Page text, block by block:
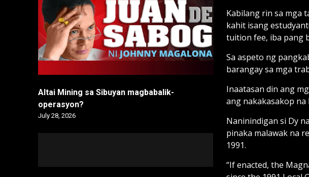
Kabilang rin sa mga
kahit isang
tuition fee, iba pang
Sa aspeto ng
barangay sa mga
Inaatasan din ang
ang nakakasakop
Naninindigan si Dy
pinaka malawak na
1991.
“If enacted, the
Altai Mining sa Sibuyan magbabalik-
operasyon?
July 28, 2026